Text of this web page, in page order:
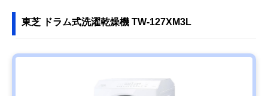
東芝 ドラム式洗濯乾燥機 TW-127XM3L